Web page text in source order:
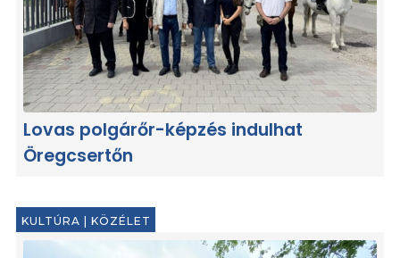
Lovas polgárőr-képzés indulhat
Öregcsertőn
KULTÚRA KÖZÉLET